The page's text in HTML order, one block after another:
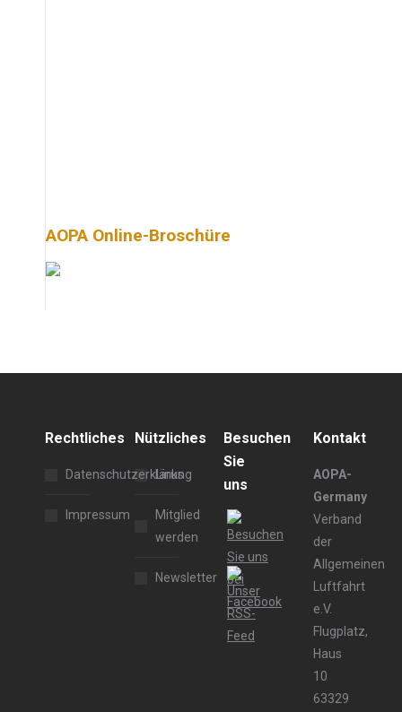
AOPA Online-Broschüre
Rechtliches
Datenschutzerklärung
Impressum
Nützliches
Links
Mitglied
werden
Newsletter
Besuchen
Sie
uns
Kontakt
AOPA-
Germany
Verband
der
Allgemeinen
Luftfahrt
e.V.
Flugplatz,
Haus
10
63329